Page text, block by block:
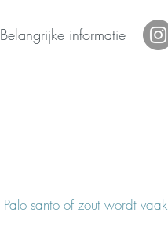
Belangrijke informatie
Palo santo of zout wordt vaak